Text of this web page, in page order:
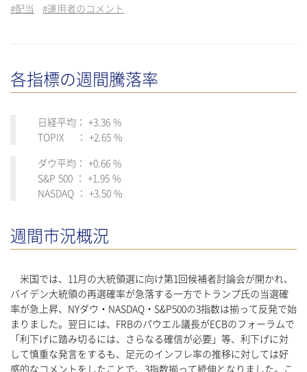
#配当 #運用者のコメント
各指標の週間騰落率
日経平均： +3.36 %
TOPIX ： +2.65 %
ダウ平均： +0.66 %
S&P 500 ： +1.95 %
NASDAQ ： +3.50 %
週間市況概況
米国では、11月の大統領選に向け第1回候補者討論会が開かれ、
バイデン大統領の再選確率が急落する一方でトランプ氏の当選確
率が急上昇、NYダウ・NASDAQ・S&P500の3指数は揃って反発で始
まりました。翌日には、FRBのパウエル議長がECBのフォーラムで
「利下げに踏み切るには、さらなる確信が必要」等、利下げに対
して慎重な発言をするも、足元のインフレ率の推移に対しては好
感的なコメントをしたことで、3指数揃って続伸となりました。こ